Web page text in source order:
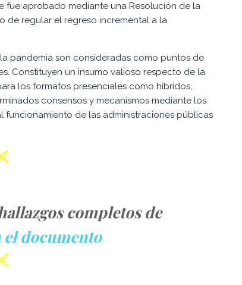
fue aprobado mediante una Resolución de la
de regular el regreso incremental a la
pandemia son consideradas como puntos de
Constituyen un insumo valioso respecto de la
los formatos presenciales como híbridos,
consensos y mecanismos mediante los
funcionamiento de las administraciones públicas
completos de
el documento